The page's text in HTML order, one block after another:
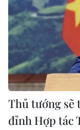
Thủ tướng sẽ
đỉnh Hợp tác